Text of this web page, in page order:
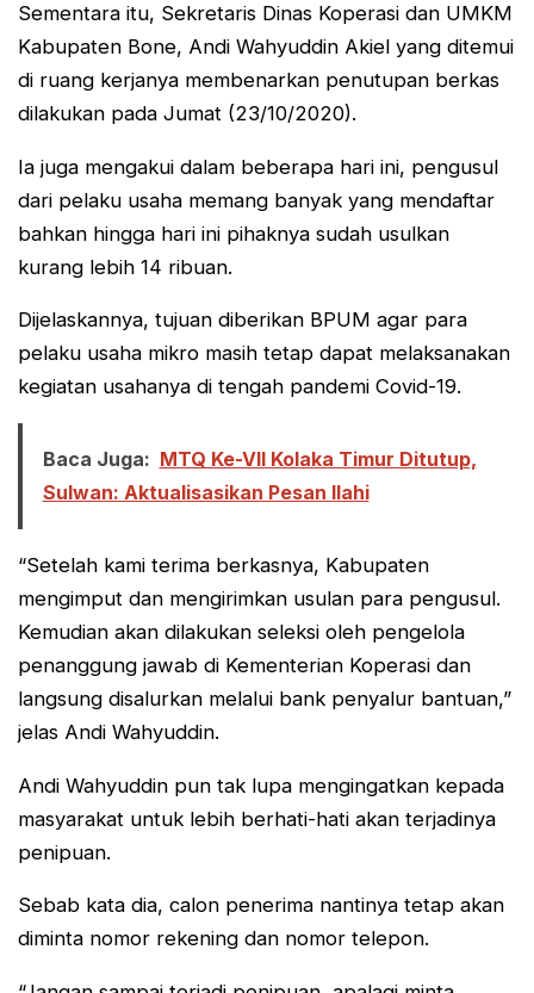
Sementara itu, Sekretaris Dinas Koperasi dan UMKM
Kabupaten Bone, Andi Wahyuddin Akiel yang ditemui
di ruang kerjanya membenarkan penutupan berkas
dilakukan pada Jumat (23/10/2020).
Ia juga mengakui dalam beberapa hari ini, pengusul
dari pelaku usaha memang banyak yang mendaftar
bahkan hingga hari ini pihaknya sudah usulkan
kurang lebih 14 ribuan.
Dijelaskannya, tujuan diberikan BPUM agar para
pelaku usaha mikro masih tetap dapat melaksanakan
kegiatan usahanya di tengah pandemi Covid-19.
Baca Juga: MTQ Ke-VII Kolaka Timur Ditutup,
Sulwan: Aktualisasikan Pesan Ilahi
“Setelah kami terima berkasnya, Kabupaten
mengimput dan mengirimkan usulan para pengusul.
Kemudian akan dilakukan seleksi oleh pengelola
penanggung jawab di Kementerian Koperasi dan
langsung disalurkan melalui bank penyalur bantuan,”
jelas Andi Wahyuddin.
Andi Wahyuddin pun tak lupa mengingatkan kepada
masyarakat untuk lebih berhati-hati akan terjadinya
penipuan.
Sebab kata dia, calon penerima nantinya tetap akan
diminta nomor rekening dan nomor telepon.